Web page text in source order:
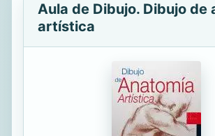
Aula de Dibujo. Dibujo de
artística